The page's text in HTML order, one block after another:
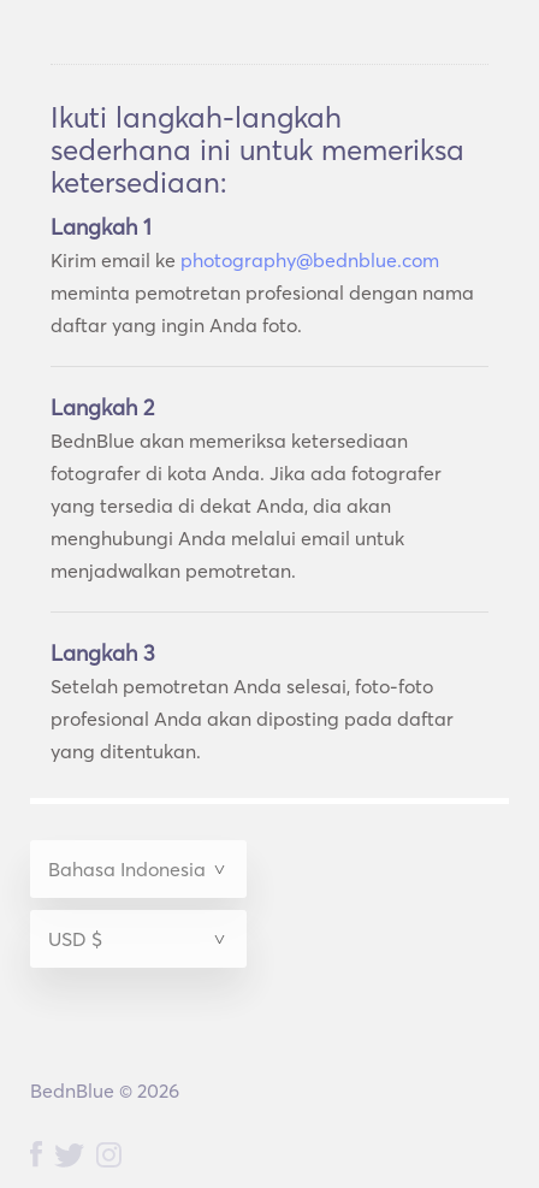
Ikuti langkah-langkah
sederhana ini untuk memeriksa
ketersediaan:
Langkah 1
Kirim email ke photography@bednblue.com
meminta pemotretan profesional dengan nama
daftar yang ingin Anda foto.
Langkah 2
BednBlue akan memeriksa ketersediaan
fotografer di kota Anda. Jika ada fotografer
yang tersedia di dekat Anda, dia akan
menghubungi Anda melalui email untuk
menjadwalkan pemotretan.
Langkah 3
Setelah pemotretan Anda selesai, foto-foto
profesional Anda akan diposting pada daftar
yang ditentukan.
BednBlue © 2026